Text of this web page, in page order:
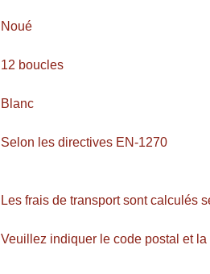
Noué
12 boucles
Blanc
Selon les directives EN-1270
Les frais de transport sont calculés
Veuillez indiquer le code postal et la